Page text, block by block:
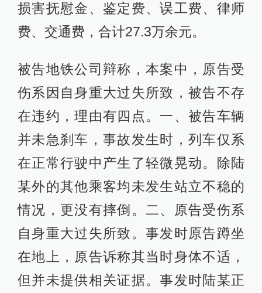
损害抚慰金、鉴定费、误工费、律师
费、交通费，合计27.3万余元。
被告地铁公司辩称，本案中，原告受
伤系因自身重大过失所致，被告不存
在违约，理由有四点。一、被告车辆
并未急刹车，事故发生时，列车仅系
在正常行驶中产生了轻微晃动。除陆
某外的其他乘客均未发生站立不稳的
情况，更没有摔倒。二、原告受伤系
自身重大过失所致。事发时原告蹲坐
在地上，原告诉称其当时身体不适，
但并未提供相关证据。事发时陆某正